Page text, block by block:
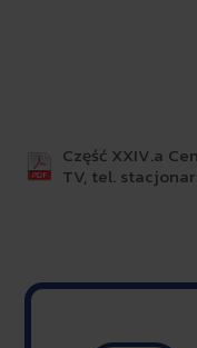
Część XXIV.a
TV, tel.